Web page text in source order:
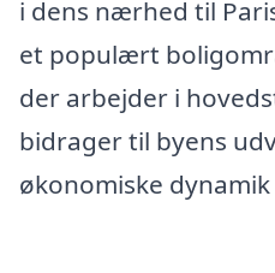
i dens nærhed til
et populært
der arbejder i
bidrager til byens
økonomiske